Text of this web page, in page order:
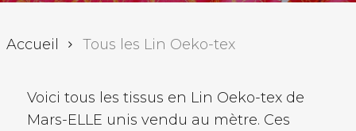
Accueil Tous les Lin Oeko-tex
Voici tous les tissus en Lin Oeko-tex de
Mars-ELLE unis vendu au mètre. Ces